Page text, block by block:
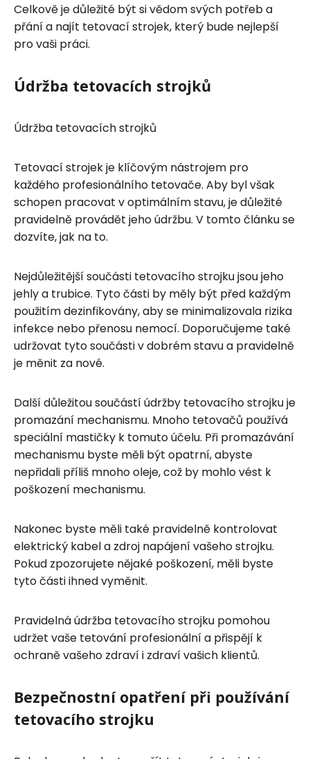
Celkově je důležité být si vědom svých potřeb a
přání a najít tetovací strojek, který bude nejlepší
pro vaši práci.
Údržba tetovacích strojků
Údržba tetovacích strojků
Tetovací strojek je klíčovým nástrojem pro
každého profesionálního tetovače. Aby byl však
schopen pracovat v optimálním stavu, je důležité
pravidelně provádět jeho údržbu. V tomto článku se
dozvíte, jak na to.
Nejdůležitější součásti tetovacího strojku jsou jeho
jehly a trubice. Tyto části by měly být před každým
použitím dezinfikovány, aby se minimalizovala rizika
infekce nebo přenosu nemocí. Doporučujeme také
udržovat tyto součásti v dobrém stavu a pravidelně
je měnit za nové.
Další důležitou součástí údržby tetovacího strojku je
promazání mechanismu. Mnoho tetovačů používá
speciální mastičky k tomuto účelu. Při promazávání
mechanismu byste měli být opatrní, abyste
nepřidali příliš mnoho oleje, což by mohlo vést k
poškození mechanismu.
Nakonec byste měli také pravidelně kontrolovat
elektrický kabel a zdroj napájení vašeho strojku.
Pokud zpozorujete nějaké poškození, měli byste
tyto části ihned vyměnit.
Pravidelná údržba tetovacího strojku pomohou
udržet vaše tetování profesionální a přispějí k
ochraně vašeho zdraví i zdraví vašich klientů.
Bezpečnostní opatření při používání
tetovacího strojku